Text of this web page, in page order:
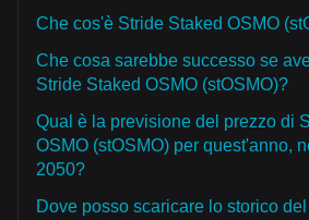
Che cos'è Stride Staked OSMO
Che cosa sarebbe successo se
Stride Staked OSMO (stOSMO)?
Qual è la previsione del prezzo di
OSMO (stOSMO) per quest'anno,
2050?
Dove posso scaricare lo storico